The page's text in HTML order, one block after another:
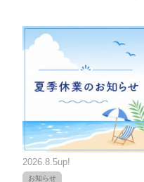
2026.8.5up!
お知らせ